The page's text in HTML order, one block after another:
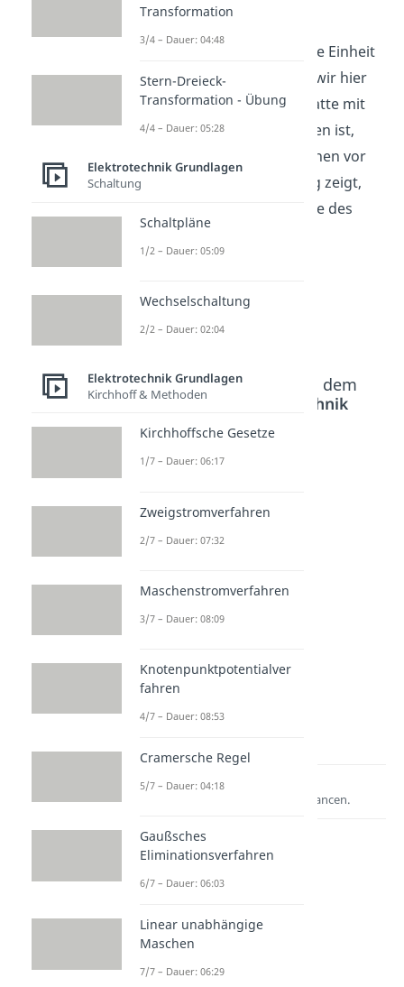
Beachte, dass
für die Einheit
Volt gilt. Zusätzlich haben wir hier
angenommen, dass die Platte mit
dem Punkt B positiv geladen ist,
weswegen kein Minuszeichen vor
steht. Die Rechnung zeigt,
dass die potentielle Energie des
Elektrons abnimmt.
Beliebte Inhalte aus dem
Bereich
Elektrotechnik
magneti
Induktio
Induktio
nsspule
Lernen lohnt sich!
Entdecke hier deine Chancen.
Transformation
3/4 – Dauer: 04:48
Stern-Dreieck-
Transformation - Übung
4/4 – Dauer: 05:28
Elektrotechnik Grundlagen
Schaltung
Schaltpläne
1/2 – Dauer: 05:09
Wechselschaltung
2/2 – Dauer: 02:04
Elektrotechnik Grundlagen
Kirchhoff & Methoden
Kirchhoffsche Gesetze
1/7 – Dauer: 06:17
Zweigstromverfahren
2/7 – Dauer: 07:32
Maschenstromverfahren
3/7 – Dauer: 08:09
Knotenpunktpotentialver
fahren
4/7 – Dauer: 08:53
Cramersche Regel
5/7 – Dauer: 04:18
Gaußsches
Eliminationsverfahren
6/7 – Dauer: 06:03
Linear unabhängige
Maschen
7/7 – Dauer: 06:29